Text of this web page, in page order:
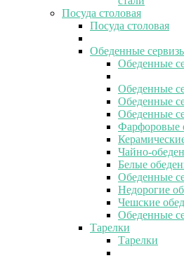
Посуда столовая
Посуда столовая
Обеденные
Обеденные
Обеденные
Обеденные
Обеденные
Фарфоровые
Чайно-
Белые
Обеденные
Недорогие
Чешские
Обеденные
Тарелки
Тарелки